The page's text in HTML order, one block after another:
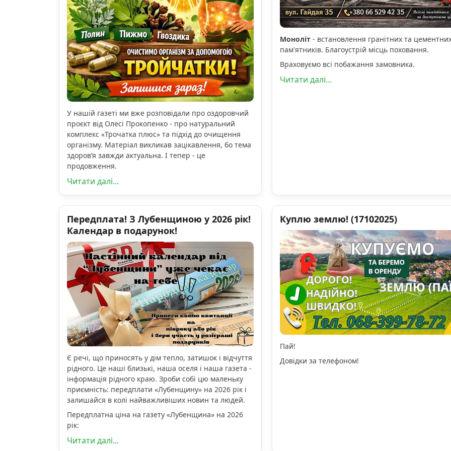
У нашій газеті ми вже розповідали про оздоровчий
проєкт від Олесі Прокопенко - про натуральний
комплекс «Трочатка плюс» та підхід до очищення
організму. Матеріал викликав зацікавлення, бо тема
здоров’я завжди актуальна. І тепер - це
продовження.
Читати далі...
Моноліт- встановлення гранітних та
пам'ятників. Благоустрій місць поховання.
Враховуємо всі побажання замовника.
Читати далі...
Передплата! З Лубенщиною у 2026 рік!
Календар в подарунок!
Є речі, що приносять у дім тепло, затишок і відчуття
рідного. Це наші близькі, наша оселя і наша газета -
інформація рідного краю. Зроби собі цю маленьку
приємність: передплати «Лубенщину» на 2026 рік і
залишайся в колі найважливіших новин та людей.
Передплатна ціна на газету «Лубенщина» на 2026
рік:
Читати далі...
Куплю землю! (17102025)
Пай!
Довідки за телефоном!